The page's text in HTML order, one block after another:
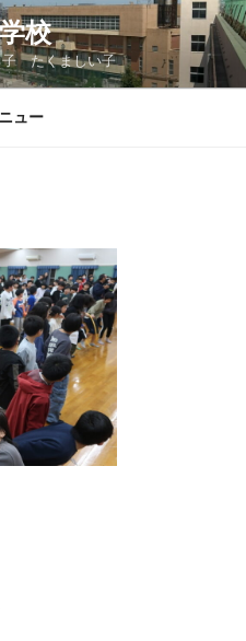
校
子 たくましい子
ュー